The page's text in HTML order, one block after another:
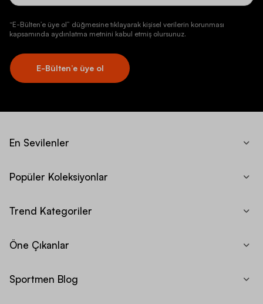
“E-Bülten’e üye ol” düğmesine tıklayarak kişisel verilerin korunması
kapsamında aydınlatma metnini kabul etmiş olursunuz.
E-Bülten’e üye ol
En Sevilenler
Popüler Koleksiyonlar
Trend Kategoriler
Öne Çıkanlar
Sportmen Blog